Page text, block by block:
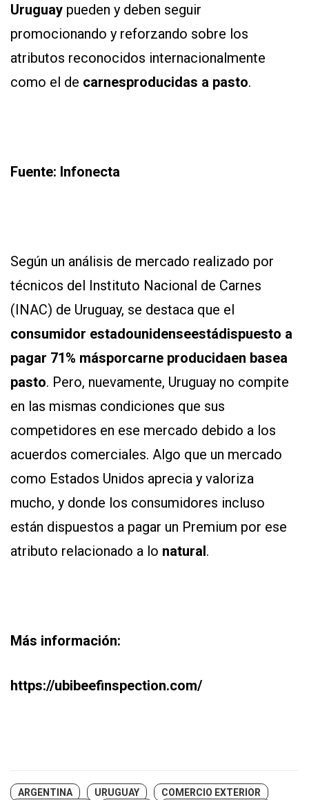
Uruguay pueden y deben seguir
promocionando y reforzando sobre los
atributos reconocidos internacionalmente
como el de carnesproducidas a pasto.
Fuente: Infonecta
Según un análisis de mercado realizado por
técnicos del Instituto Nacional de Carnes
(INAC) de Uruguay, se destaca que el
consumidor estadounidenseestádispuesto a
pagar 71% másporcarne producidaen basea
pasto. Pero, nuevamente, Uruguay no compite
en las mismas condiciones que sus
competidores en ese mercado debido a los
acuerdos comerciales. Algo que un mercado
como Estados Unidos aprecia y valoriza
mucho, y donde los consumidores incluso
están dispuestos a pagar un Premium por ese
atributo relacionado a lo natural.
Más información:
https://ubibeefinspection.com/
ARGENTINA URUGUAY
COMERCIO EXTERIOR